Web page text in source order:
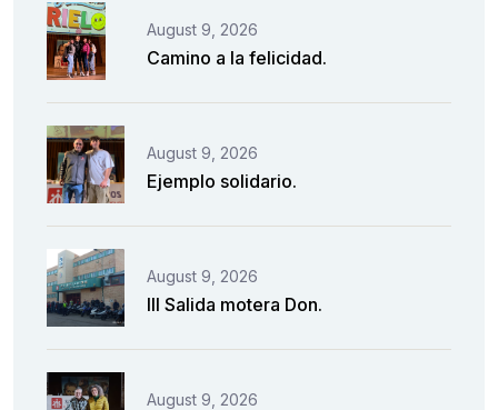
August 9, 2026
Camino a la felicidad.
August 9, 2026
Ejemplo solidario.
August 9, 2026
III Salida motera Don.
August 9, 2026